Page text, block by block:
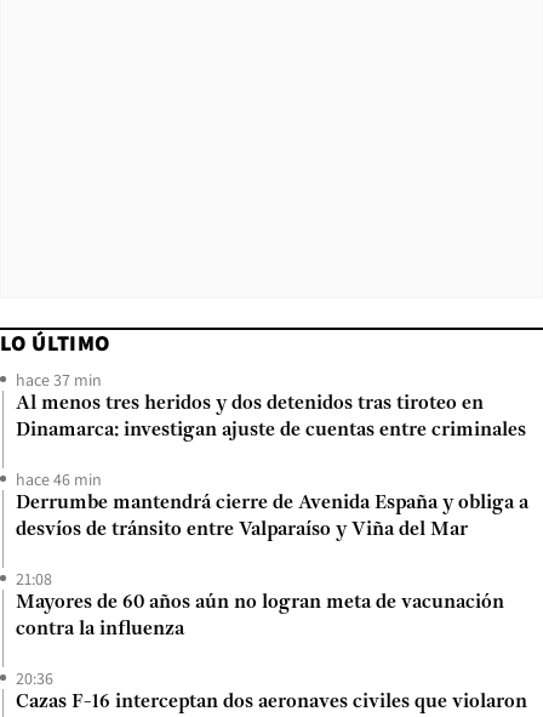
LO ÚLTIMO
hace 37 min
Al menos tres heridos y dos detenidos tras tiroteo en
Dinamarca: investigan ajuste de cuentas entre criminales
hace 46 min
Derrumbe mantendrá cierre de Avenida España y obliga a
desvíos de tránsito entre Valparaíso y Viña del Mar
21:08
Mayores de 60 años aún no logran meta de vacunación
contra la influenza
20:36
Cazas F-16 interceptan dos aeronaves civiles que violaron